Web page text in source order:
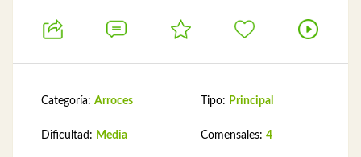
Categoría: Arroces
Dificultad: Media
Tipo: Principal
Comensales: 4